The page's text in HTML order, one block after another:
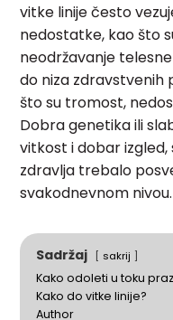
vitke linije često
nedostatke, kao što
neodržavanje
do niza zdravstvenih
što su tromost,
Dobra genetika ili
vitkost i dobar izgled,
zdravlja trebalo
svakodnevnom nivou.
Sadržaj sakrij
Kako odoleti u toku
Kako do vitke linije?
Author